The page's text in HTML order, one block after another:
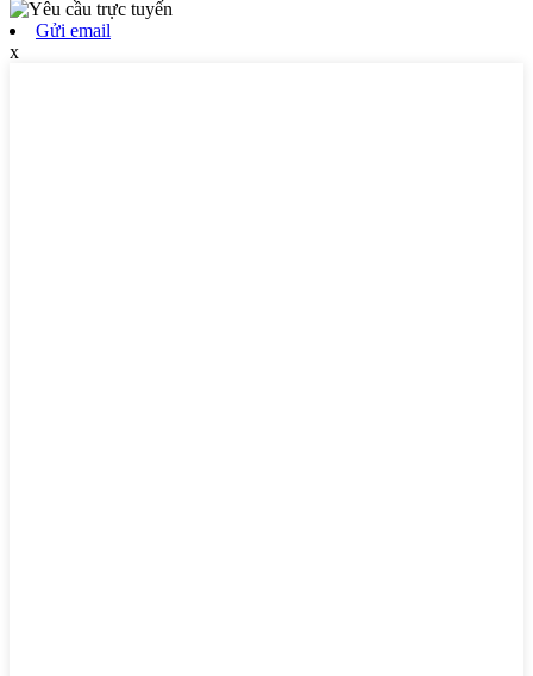
Gửi email
x